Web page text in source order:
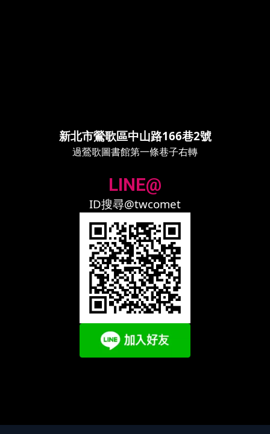
新北市鶯歌區中山路166巷2號
過鶯歌圖書館第一條巷子右轉
LINE@
ID搜尋@twcomet